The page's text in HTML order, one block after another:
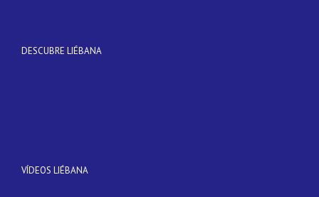
DESCUBRE LIÉBANA
VÍDEOS LIÉBANA